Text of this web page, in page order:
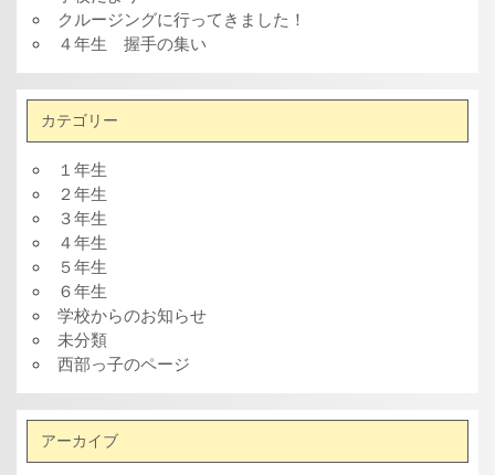
クルージングに行ってきました！
４年生 握手の集い
カテゴリー
１年生
２年生
３年生
４年生
５年生
６年生
学校からのお知らせ
未分類
西部っ子のページ
アーカイブ